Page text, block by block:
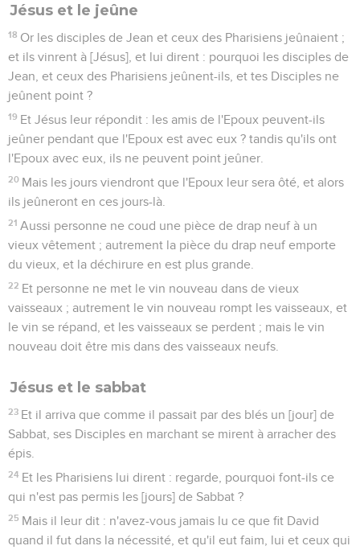
Jésus et le jeûne
18 Or les disciples de Jean et ceux des Pharisiens jeûnaient ;
et ils vinrent à [Jésus], et lui dirent : pourquoi les disciples de
Jean, et ceux des Pharisiens jeûnent-ils, et tes Disciples ne
jeûnent point ?
19 Et Jésus leur répondit : les amis de l'Epoux peuvent-ils
jeûner pendant que l'Epoux est avec eux ? tandis qu'ils ont
l'Epoux avec eux, ils ne peuvent point jeûner.
20 Mais les jours viendront que l'Epoux leur sera ôté, et alors
ils jeûneront en ces jours-là.
21 Aussi personne ne coud une pièce de drap neuf à un
vieux vêtement ; autrement la pièce du drap neuf emporte
du vieux, et la déchirure en est plus grande.
22 Et personne ne met le vin nouveau dans de vieux
vaisseaux ; autrement le vin nouveau rompt les vaisseaux, et
le vin se répand, et les vaisseaux se perdent ; mais le vin
nouveau doit être mis dans des vaisseaux neufs.
Jésus et le sabbat
23 Et il arriva que comme il passait par des blés un [jour] de
Sabbat, ses Disciples en marchant se mirent à arracher des
épis.
24 Et les Pharisiens lui dirent : regarde, pourquoi font-ils ce
qui n'est pas permis les [jours] de Sabbat ?
25 Mais il leur dit : n'avez-vous jamais lu ce que fit David
quand il fut dans la nécessité, et qu'il eut faim, lui et ceux qui